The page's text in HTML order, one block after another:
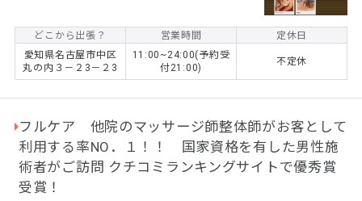
どこから出張？ 営業時間
定休日
愛知県名古屋市中区
丸の内３－２3－２3
11:00~24:00(予約受
付21:00)
不定休
フルケア 他院のマッサージ師整体師がお客として
利用する率NO．１！！ 国家資格を有した男性施
術者がご訪問 クチコミランキングサイトで優秀賞
受賞！